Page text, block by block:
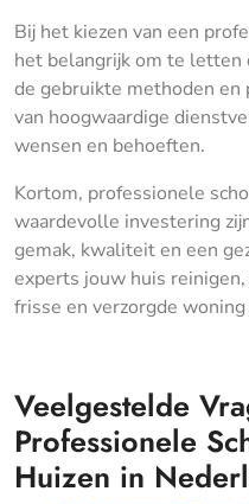
Bij het kiezen van een
het belangrijk om te letten
de gebruikte methoden en
van hoogwaardige
wensen en behoeften.
Kortom, professionele
waardevolle investering
gemak, kwaliteit en een
experts jouw huis
frisse en verzorgde
Veelgestelde
Professionele
Huizen in